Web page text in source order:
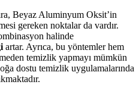
Beyaz Aluminyum Oksit’in
gereken noktalar da vardır.
halinde
artar. Ayrıca, bu yöntemler hem
temizlik yapmayı mümkün
dostu temizlik uygulamalarında